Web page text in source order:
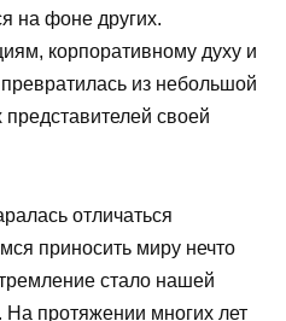
на фоне других.
корпоративному духу и
из небольшой
своей
отличаться
приносить миру нечто
стало нашей
протяжении многих лет